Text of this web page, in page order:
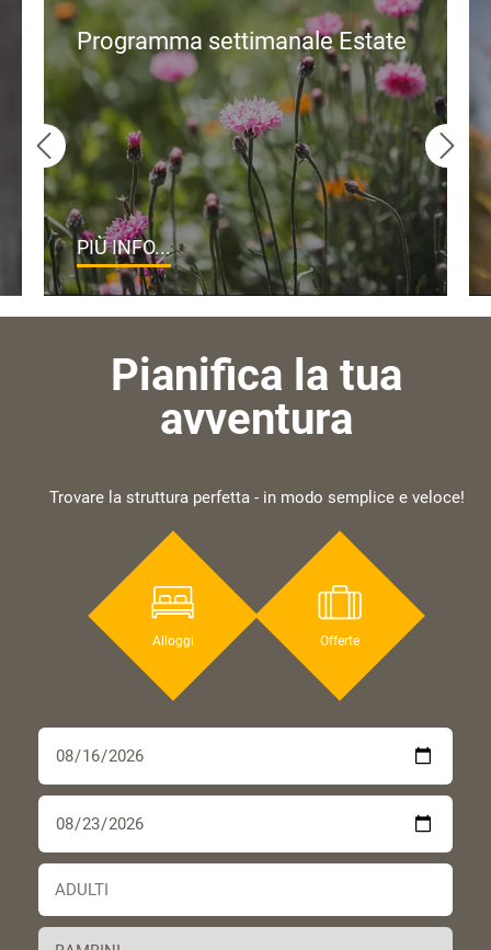
Programma settimanale Estate
PIÙ INFO...
Pianifica la tua
avventura
Trovare la struttura perfetta - in modo semplice e veloce!
Alloggi Offerte